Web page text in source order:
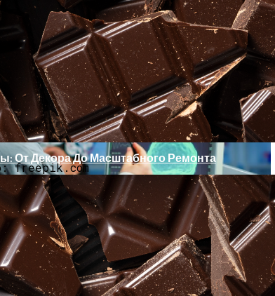
Турпоездки По России Увеличатся На 11
Цикл Влияет На Распространение
Мозга Помогает Выявить Причины Депрессии
От Декора До Масштабного Ремонта
freepik.com